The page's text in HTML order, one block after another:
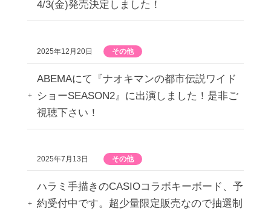
4/3(金)発売決定しました！
2025年12月20日 その他
ABEMAにて『ナオキマンの都市伝説ワイド
ショーSEASON2』に出演しました！是非ご
視聴下さい！
2025年7月13日 その他
ハラミ手描きのCASIOコラボキーボード、予
約受付中です。超少量限定販売なので抽選制